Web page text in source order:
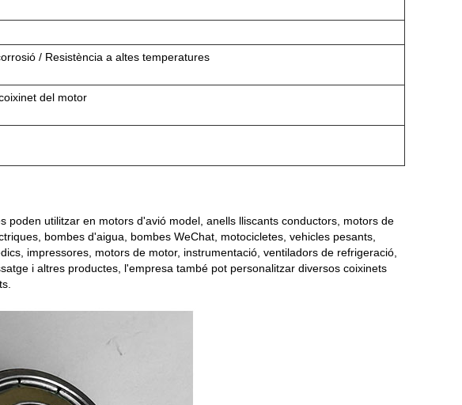
/ Resistència a altes temperatures
del motor
poden utilitzar en motors d'avió model, anells lliscants conductors, motors de
bombes d'aigua, bombes WeChat, motocicletes, vehicles pesants,
impressores, motors de motor, instrumentació, ventiladors de refrigeració,
i altres productes, l'empresa també pot personalitzar diversos coixinets